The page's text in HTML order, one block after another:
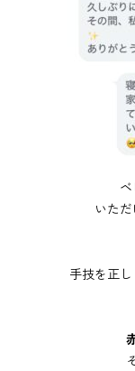
いた
手技を正